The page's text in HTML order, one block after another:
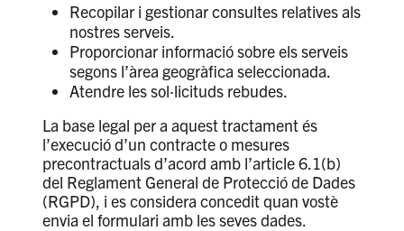
Recopilar i gestionar consultes relatives als
nostres serveis.
Proporcionar informació sobre els serveis
segons l’àrea geogràfica seleccionada.
Atendre les sol·licituds rebudes.
La base legal per a aquest tractament és
l’execució d’un contracte o mesures
precontractuals d’acord amb l’article 6.1(b)
del Reglament General de Protecció de Dades
(RGPD), i es considera concedit quan vostè
envia el formulari amb les seves dades.